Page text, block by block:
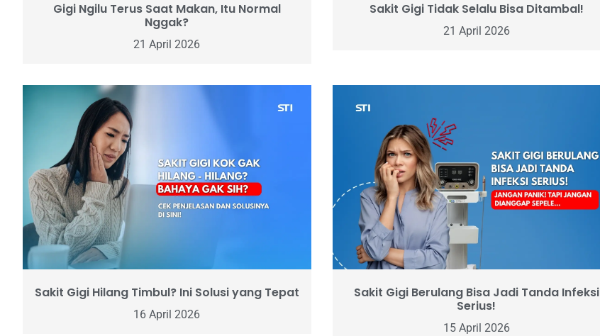
Gigi Ngilu Terus Saat Makan, Itu Normal
Nggak?
21 April 2026
Sakit Gigi Tidak Selalu Bisa Ditambal!
21 April 2026
Sakit Gigi Hilang Timbul? Ini Solusi yang Tepat
16 April 2026
Sakit Gigi Berulang Bisa Jadi Tanda Infeksi
Serius!
15 April 2026